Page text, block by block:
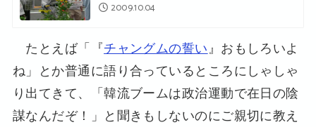
2009.10.04
たとえば「『チャングムの誓い』おもしろいよ
ね」とか普通に語り合っているところにしゃしゃ
り出てきて、「韓流ブームは政治運動で在日の陰
謀なんだぞ！」と聞きもしないのにご親切に教え